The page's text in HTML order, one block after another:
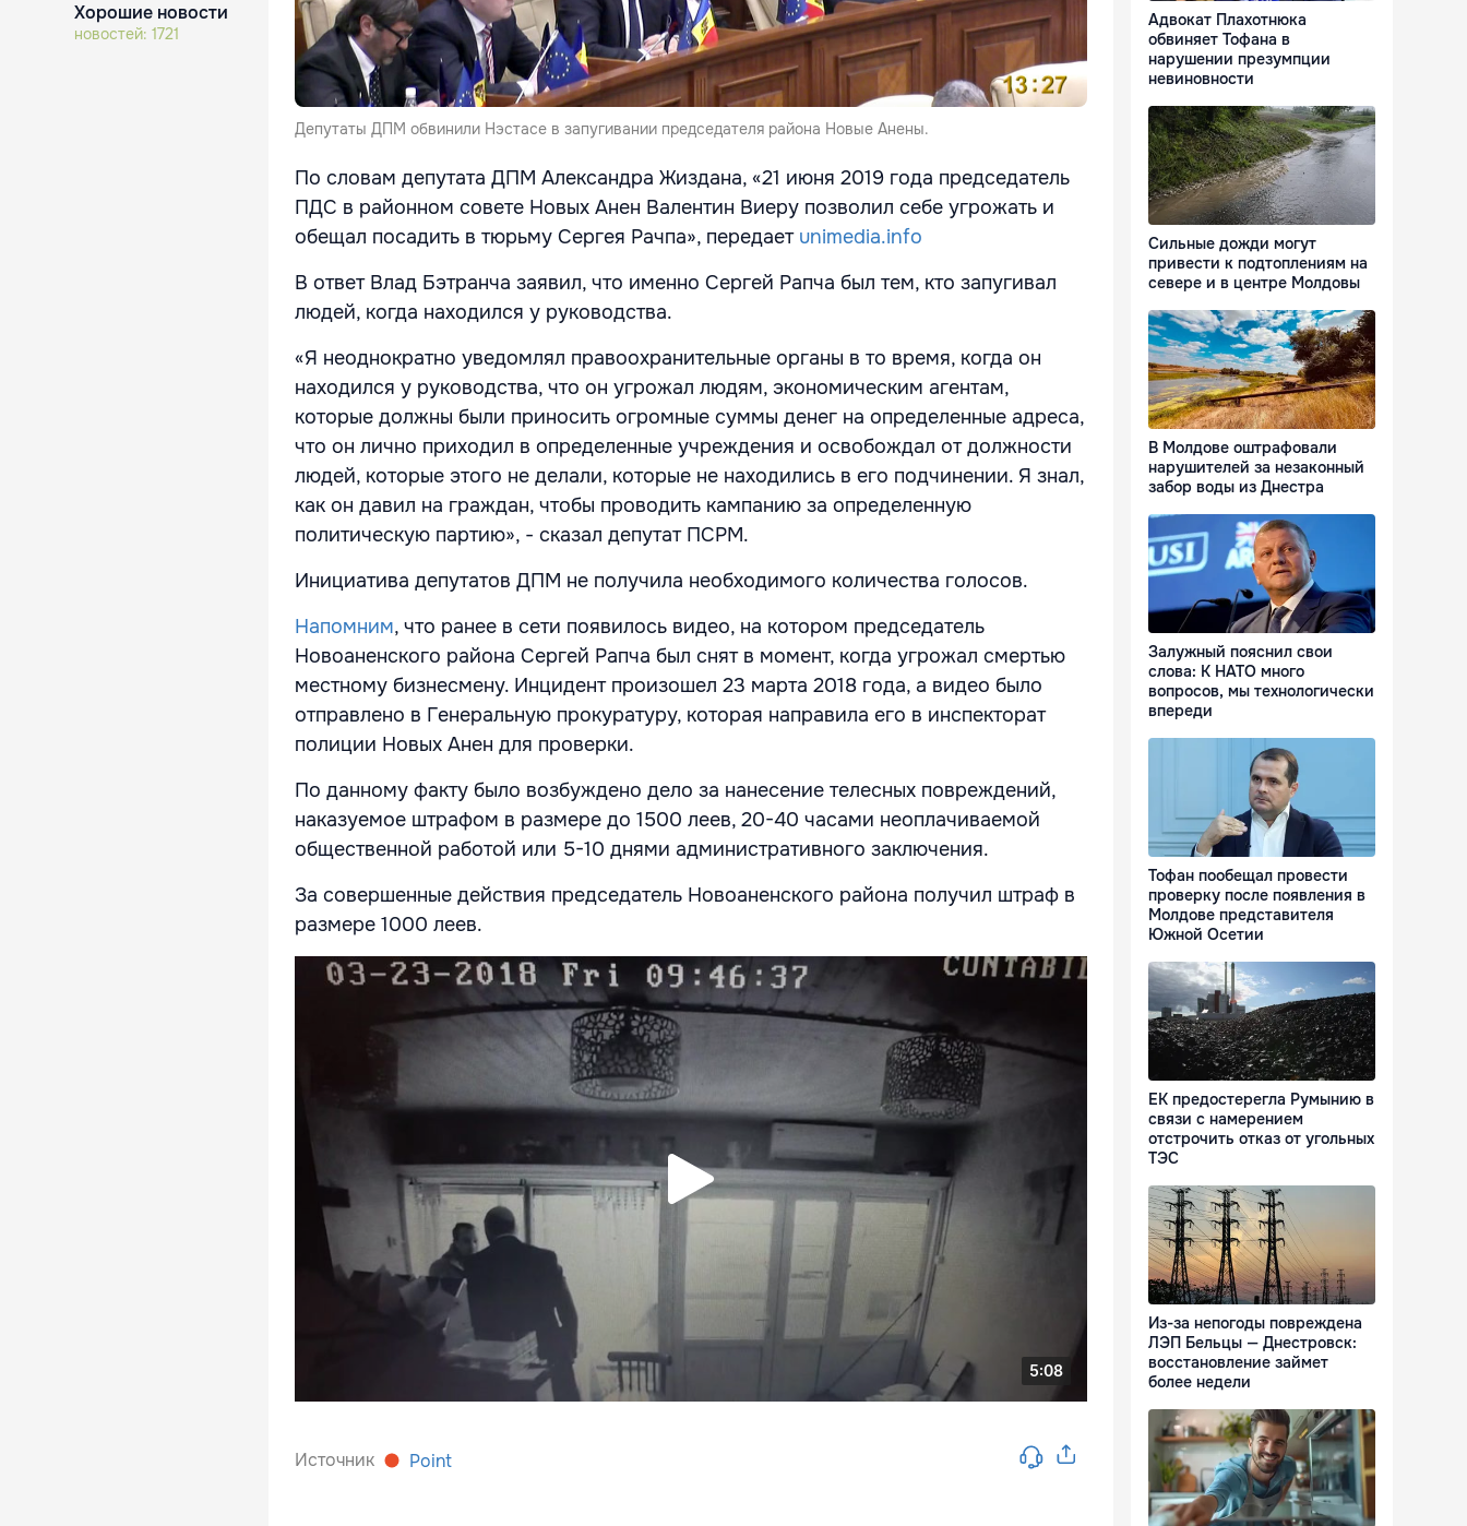
Хорошие новости
новостей: 1721
Депутаты ДПМ обвинили Нэстасе в запугивании председателя района Новые Анены.
По словам депутата ДПМ Александра Жиздана, «21 июня 2019 года председатель
ПДС в районном совете Новых Анен Валентин Виеру позволил себе угрожать и
обещал посадить в тюрьму Сергея Рачпа», передает unimedia.info
В ответ Влад Бэтранча заявил, что именно Сергей Рапча был тем, кто запугивал
людей, когда находился у руководства.
«Я неоднократно уведомлял правоохранительные органы в то время, когда он
находился у руководства, что он угрожал людям, экономическим агентам,
которые должны были приносить огромные суммы денег на определенные адреса,
что он лично приходил в определенные учреждения и освобождал от должности
людей, которые этого не делали, которые не находились в его подчинении. Я знал,
как он давил на граждан, чтобы проводить кампанию за определенную
политическую партию», - сказал депутат ПСРМ.
Инициатива депутатов ДПМ не получила необходимого количества голосов.
Напомним, что ранее в сети появилось видео, на котором председатель
Новоаненского района Сергей Рапча был снят в момент, когда угрожал смертью
местному бизнесмену. Инцидент произошел 23 марта 2018 года, а видео было
отправлено в Генеральную прокуратуру, которая направила его в инспекторат
полиции Новых Анен для проверки.
По данному факту было возбуждено дело за нанесение телесных повреждений,
наказуемое штрафом в размере до 1500 леев, 20-40 часами неоплачиваемой
общественной работой или 5-10 днями административного заключения.
За совершенные действия председатель Новоаненского района получил штраф в
размере 1000 леев.
Источник Point
Адвокат Плахотнюка
обвиняет Тофана в
нарушении презумпции
невиновности
Сильные дожди могут
привести к подтоплениям на
севере и в центре Молдовы
В Молдове оштрафовали
нарушителей за незаконный
забор воды из Днестра
Залужный пояснил свои
слова: К НАТО много
вопросов, мы технологически
впереди
Тофан пообещал провести
проверку после появления в
Молдове представителя
Южной Осетии
ЕК предостерегла Румынию в
связи с намерением
отстрочить отказ от угольных
ТЭС
Из-за непогоды повреждена
ЛЭП Бельцы — Днестровск:
восстановление займет
более недели